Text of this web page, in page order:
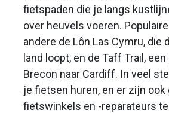
fietspaden die je langs
over heuvels voeren.
andere de Lôn Las Cymru, die
land loopt, en de Taff Trail,
Brecon naar Cardiff. In veel
je fietsen huren, en er zijn
fietswinkels en -reparateurs